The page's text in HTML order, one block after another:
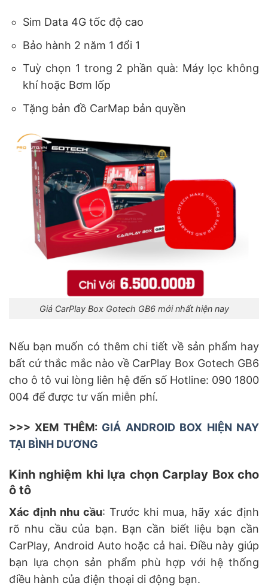
Sim Data 4G tốc độ cao
Bảo hành 2 năm 1 đổi 1
Tuỳ chọn 1 trong 2 phần quà: Máy lọc không
khí hoặc Bơm lốp
Tặng bản đồ CarMap bản quyền
Giá CarPlay Box Gotech GB6 mới nhất hiện nay
Nếu bạn muốn có thêm chi tiết về sản phẩm hay
bất cứ thắc mắc nào về CarPlay Box Gotech GB6
cho ô tô vui lòng liên hệ đến số Hotline: 090 1800
004 để được tư vấn miễn phí.
>>> XEM THÊM: GIÁ ANDROID BOX HIỆN NAY
TẠI BÌNH DƯƠNG
Kinh nghiệm khi lựa chọn Carplay Box cho
ô tô
Xác định nhu cầu: Trước khi mua, hãy xác định
rõ nhu cầu của bạn. Bạn cần biết liệu bạn cần
CarPlay, Android Auto hoặc cả hai. Điều này giúp
bạn lựa chọn sản phẩm phù hợp với hệ thống
điều hành của điện thoại di động bạn.